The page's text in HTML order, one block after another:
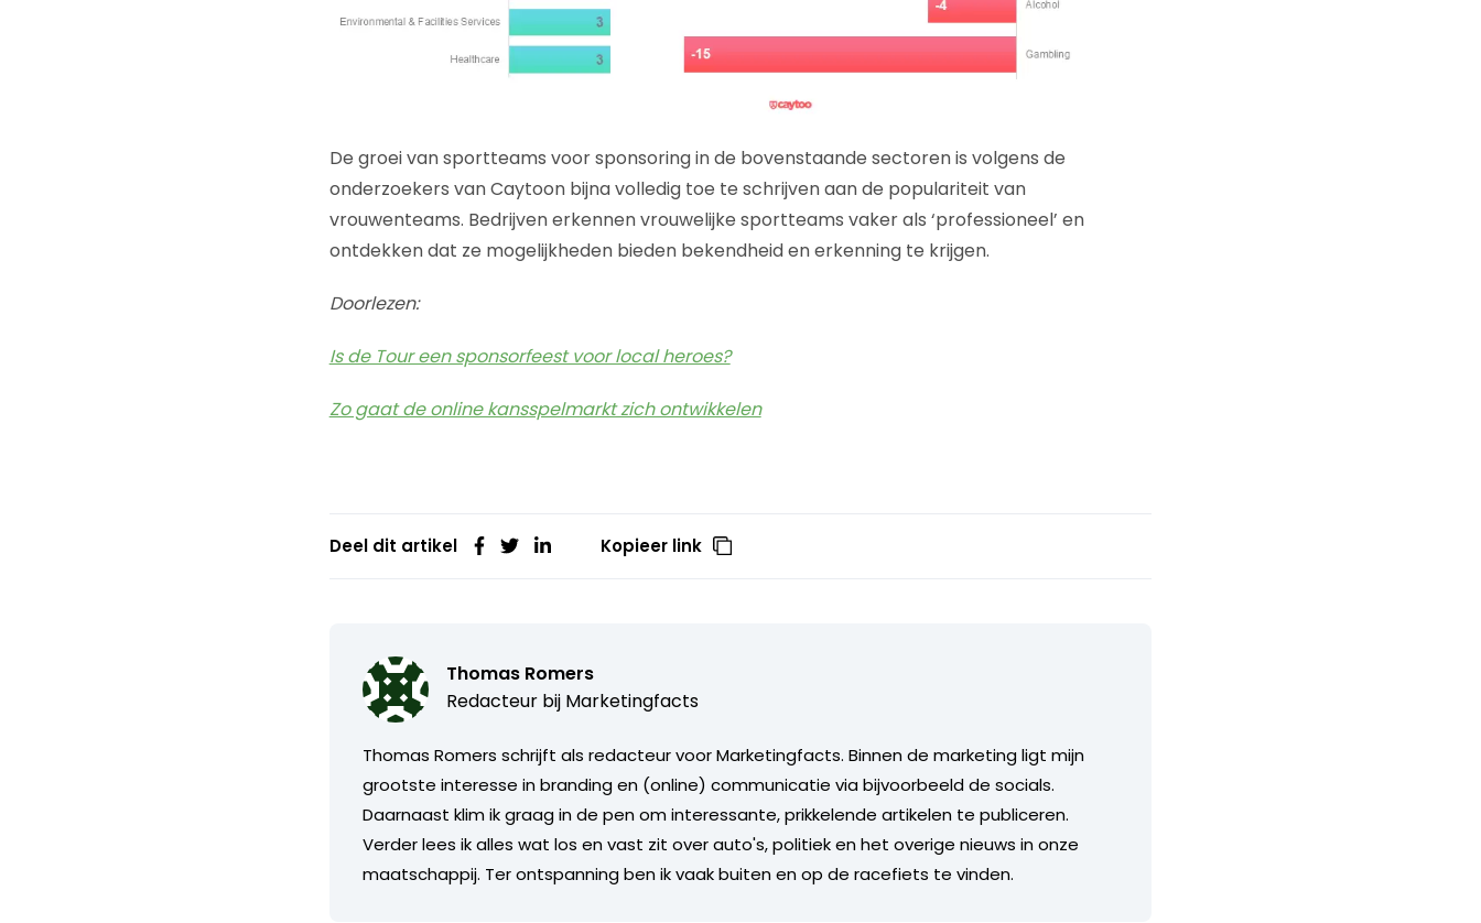
De groei van sportteams voor sponsoring in de bovenstaande sectoren is volgens de
onderzoekers van Caytoon bijna volledig toe te schrijven aan de populariteit van
vrouwenteams. Bedrijven erkennen vrouwelijke sportteams vaker als ‘professioneel’ en
ontdekken dat ze mogelijkheden bieden bekendheid en erkenning te krijgen.
Doorlezen:
Is de Tour een sponsorfeest voor local heroes?
Zo gaat de online kansspelmarkt zich ontwikkelen
Deel dit artikel Kopieer link
Thomas Romers
Redacteur bij Marketingfacts
Thomas Romers schrijft als redacteur voor Marketingfacts. Binnen de marketing ligt mijn
grootste interesse in branding en (online) communicatie via bijvoorbeeld de socials.
Daarnaast klim ik graag in de pen om interessante, prikkelende artikelen te publiceren.
Verder lees ik alles wat los en vast zit over auto's, politiek en het overige nieuws in onze
maatschappij. Ter ontspanning ben ik vaak buiten en op de racefiets te vinden.